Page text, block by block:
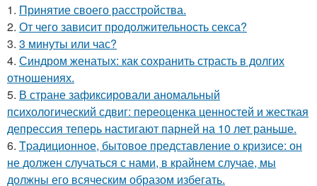
1. Принятие своего расстройства.
2. От чего зависит продолжительность секса?
3. 3 минуты или час?
4. Синдром женатых: как сохранить страсть в долгих
отношениях.
5. В стране зафиксировали аномальный
психологический сдвиг: переоценка ценностей и жесткая
депрессия теперь настигают парней на 10 лет раньше.
6. Tpадиционное, бытовое представление о кризисе: он
не должен случаться с нами, в крайнем случае, мы
должны его всяческим образом избегать.